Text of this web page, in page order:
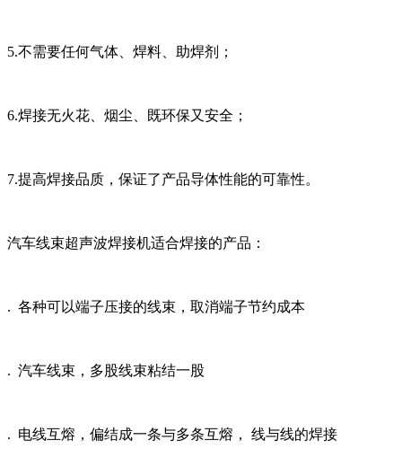
5.不需要任何气体、焊料、助焊剂；
6.焊接无火花、烟尘、既环保又安全；
7.提高焊接品质，保证了产品导体性能的可靠性。
汽车线束超声波焊接机适合焊接的产品：
. 各种可以端子压接的线束，取消端子节约成本
. 汽车线束，多股线束粘结一股
. 电线互熔，偏结成一条与多条互熔， 线与线的焊接